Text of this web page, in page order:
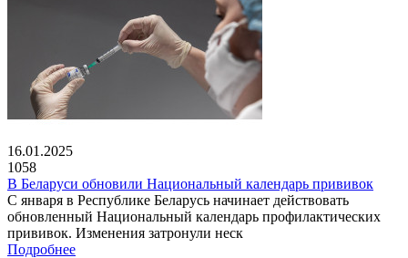
16.01.2025
1058
В Беларуси обновили Национальный календарь прививок
С января в Республике Беларусь начинает действовать
обновленный Национальный календарь профилактических
прививок. Изменения затронули неск
Подробнее